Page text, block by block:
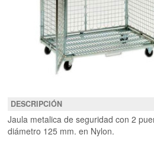
DESCRIPCIÓN
Jaula metalica de seguridad con 2
diámetro 125 mm. en Nylon.